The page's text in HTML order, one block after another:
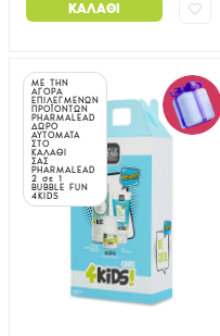
ΚΑΛΆΘΙ
ΜΕ ΤΗΝ
ΑΓΟΡΑ
ΕΠΙΛΕΓΜΕΝΩΝ
ΠΡΟΪΟΝΤΩΝ
PHARMALEAD
ΔΩΡΟ
ΑΥΤΟΜΑΤΑ
ΣΤΟ
ΚΑΛΑΘΙ
ΣΑΣ
PHARMALEAD
2 σε 1
BUBBLE FUN
4KIDS